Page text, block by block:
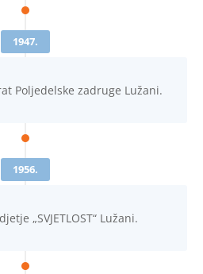
1947.
Poljedelske zadruge Lužani.
1956.
„SVJETLOST“ Lužani.